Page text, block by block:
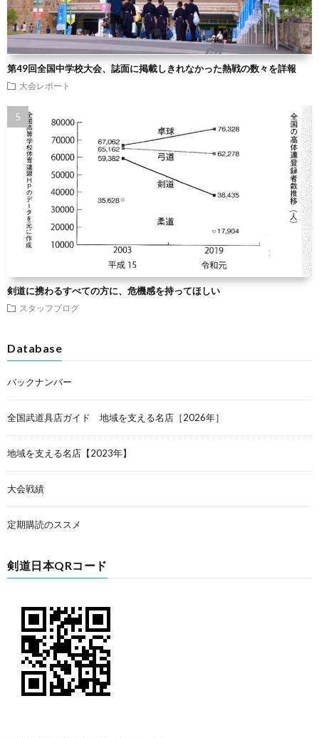
第49回全国中学校大会、誌面に掲載しきれなかった熱戦の数々を詳報
大会レポート
剣道に携わるすべての方に、危機感を持ってほしい
スタッフブログ
Database
バックナンバー
全国武道具店ガイド 地域を支える名店［2026年］
地域を支える名店【2023年】
大会戦績
定期購読のススメ
剣道日本QRコード